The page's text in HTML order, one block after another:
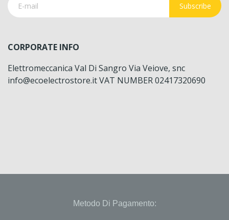
Subscribe
CORPORATE INFO
Elettromeccanica Val Di Sangro Via Veiove, snc
info@ecoelectrostore.it VAT NUMBER 02417320690
Metodo Di Pagamento: